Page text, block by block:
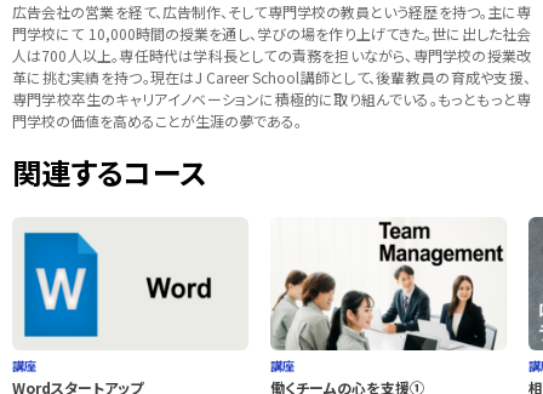
広告会社の営業を経て、広告制作、そして専門学校の教員という経歴を持つ。主に専
門学校にて 10,000時間の授業を通し、学びの場を作り上げてきた。世に出した社会
人は700人以上。専任時代は学科長としての責務を担いながら、専門学校の授業改
革に挑む実績を持つ。現在はJ Career School講師として、後輩教員の育成や支援、
専門学校卒生のキャリアイノベーションに積極的に取り組んでいる。もっともっと専
門学校の価値を高めることが生涯の夢である。
関連するコース
講座
Wordスタートアップ
講座
働くチームの心を支援①